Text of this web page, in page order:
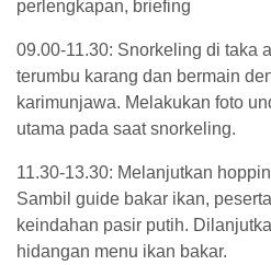
perlengkapan, briefing
09.00-11.30: Snorkeling di taka
terumbu karang dan bermain
karimunjawa. Melakukan foto
utama pada saat snorkeling.
11.30-13.30: Melanjutkan
Sambil guide bakar ikan,
keindahan pasir putih.
hidangan menu ikan bakar.